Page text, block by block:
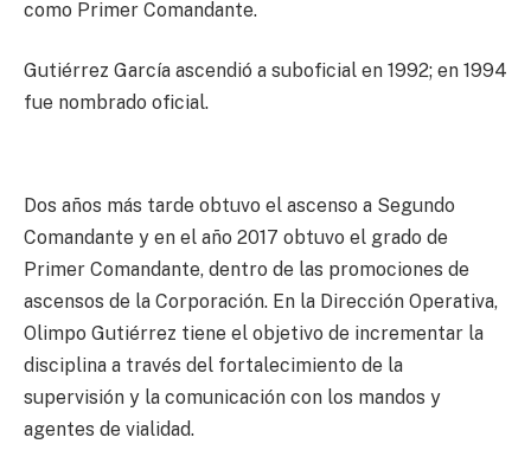
como Primer Comandante.
Gutiérrez García ascendió a suboficial en 1992; en 1994
fue nombrado oficial.
Dos años más tarde obtuvo el ascenso a Segundo
Comandante y en el año 2017 obtuvo el grado de
Primer Comandante, dentro de las promociones de
ascensos de la Corporación. En la Dirección Operativa,
Olimpo Gutiérrez tiene el objetivo de incrementar la
disciplina a través del fortalecimiento de la
supervisión y la comunicación con los mandos y
agentes de vialidad.